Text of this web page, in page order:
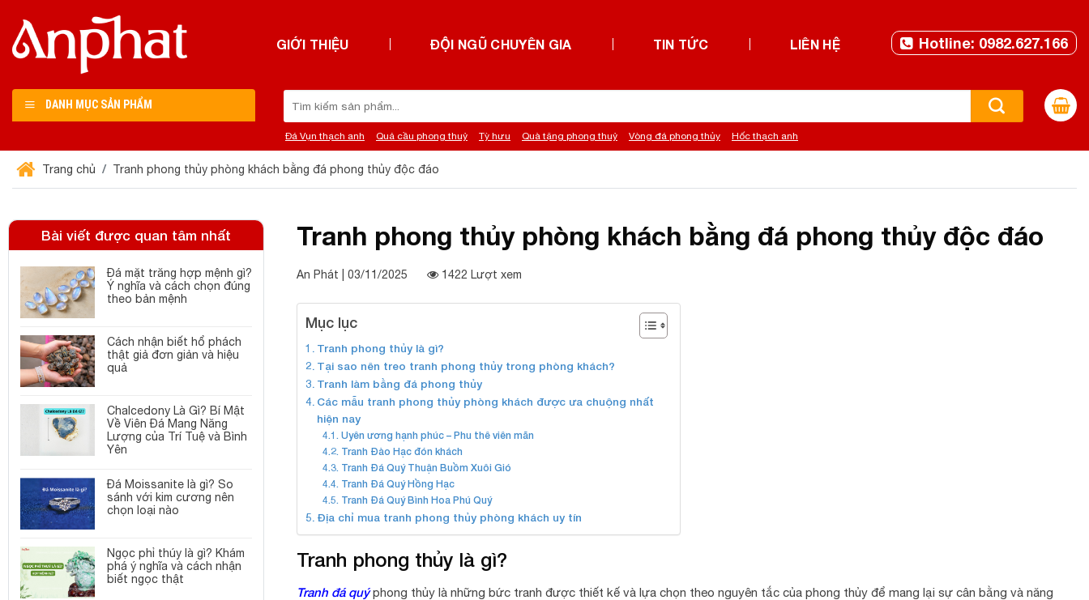
đến
nội
GIỚI THIỆU ĐỘI NGŨ CHUYÊN GIA TIN TỨC LIÊN HỆ Hotline: 0982.627.166
DANH MỤC SẢN PHẨM
kiếm:
Đá Vụn thạch anh Quả cầu phong thuỷ Tỳ hưu Quà tặng phong thuỷ Vòng đá phong thủy Hốc thạch anh
Trang chủ Tranh phong thủy phòng khách bằng đá phong thủy độc đáo
Bài viết được quan tâm nhất
Đá mặt trăng hợp mệnh gì?
Ý nghĩa và cách chọn đúng
theo bản mệnh
Cách nhận biết hổ phách
thật giả đơn giản và hiệu
quả
Chalcedony Là Gì? Bí Mật
Về Viên Đá Mang Năng
Lượng của Trí Tuệ và Bình
Yên
Đá Moissanite là gì? So
sánh với kim cương nên
chọn loại nào
Ngọc phỉ thúy là gì? Khám
phá ý nghĩa và cách nhận
biết ngọc thật
Tranh phong thủy phòng khách bằng đá phong thủy độc đáo
An Phát | 03/11/2025 1422 Lượt xem
Mục lục
Tranh phong thủy là gì?
Tại sao nên treo tranh phong thủy trong phòng khách?
Tranh làm bằng đá phong thủy
Các mẫu tranh phong thủy phòng khách được ưa chuộng nhất
hiện nay
Uyên ương hạnh phúc – Phu thê viên mãn
Tranh Đào Hạc đón khách
Tranh Đá Quý Thuận Buồm Xuôi Gió
Tranh Đá Quý Hồng Hạc
Tranh Đá Quý Bình Hoa Phú Quý
Địa chỉ mua tranh phong thủy phòng khách uy tín
Tranh phong thủy là gì?
Tranh đá quýphong thủy là những bức tranh được thiết kế và lựa chọn theo nguyên tắc của phong thủy để mang lại sự cân bằng và năng